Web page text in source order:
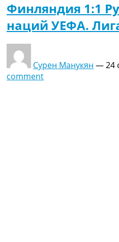
Финляндия 1:1
наций УЕФА.
Сурен Манукян —24
comment